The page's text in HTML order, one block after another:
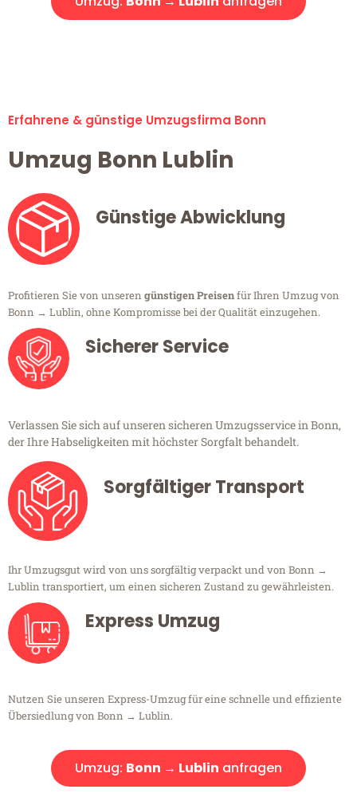
Erfahrene & günstige Umzugsfirma Bonn
Umzug Bonn Lublin
Günstige Abwicklung
Profitieren Sie von unseren günstigen Preisenfür Ihren Umzug von
Bonn → Lublin, ohne Kompromisse bei der Qualität einzugehen.
Sicherer Service
Verlassen Sie sich auf unseren sicheren Umzugsservice in Bonn,
der Ihre Habseligkeiten mit höchster Sorgfalt behandelt.
Sorgfältiger Transport
Ihr Umzugsgut wird von uns sorgfältig verpackt und von Bonn →
Lublin transportiert, um einen sicheren Zustand zu gewährleisten.
Express Umzug
Nutzen Sie unseren Express-Umzug für eine schnelle und effiziente
Übersiedlung von Bonn → Lublin.
Umzug: Bonn → Lublin anfragen